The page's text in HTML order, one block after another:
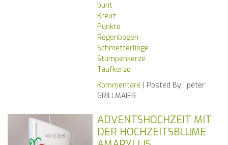
bunt
Kreuz
Punkte
Regenbogen
Schmetterlinge
Stumpenkerze
Taufkerze
Kommentare | Posted By : peter
GRILLMAIER
ADVENTSHOCHZEIT MIT
DER HOCHZEITSBLUME